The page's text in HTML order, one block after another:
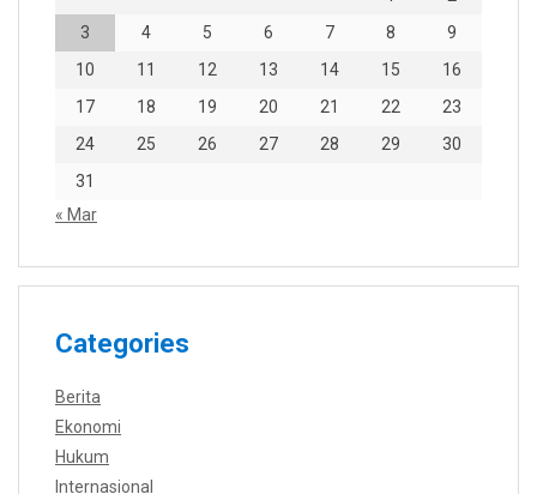
3
4 5 6 7 8
9
10
11 12 13 14 15
16
17
18 19 20 21 22
23
24
25 26 27 28 29
30
31
« Mar
Categories
Berita
Ekonomi
Hukum
Internasional